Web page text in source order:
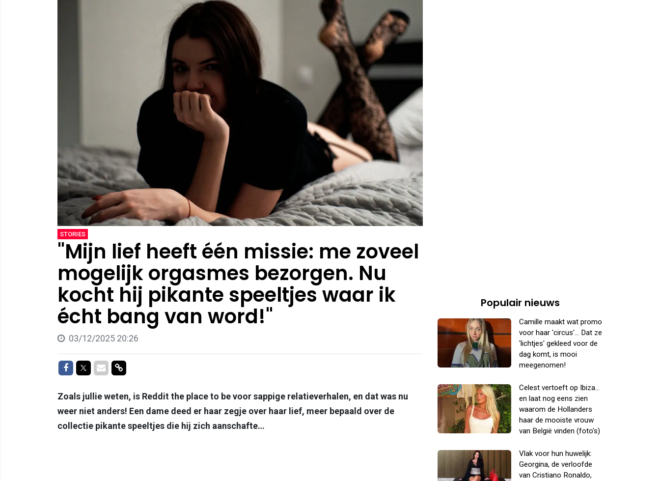
STORIES
"Mijn lief heeft één missie: me zoveel
mogelijk orgasmes bezorgen. Nu
kocht hij pikante speeltjes waar ik
écht bang van word!"
03/12/2025 20:26
Delen op Facebook
Delen op Twitter
Delen via Mail
Delen via link
Zoals jullie weten, is Reddit the place to be voor sappige relatieverhalen, en dat was nu
weer niet anders! Een dame deed er haar zegje over haar lief, meer bepaald over de
collectie pikante speeltjes die hij zich aanschafte…
Populair nieuws
Camille maakt wat promo
voor haar 'circus'... Dat ze
'lichtjes' gekleed voor de
dag komt, is mooi
meegenomen!
Celest vertoeft op Ibiza...
en laat nog eens zien
waarom de Hollanders
haar de mooiste vrouw
van België vinden (foto's)
Vlak voor hun huwelijk:
Georgina, de verloofde
van Cristiano Ronaldo,